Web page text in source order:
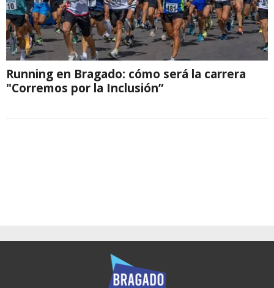
Running en Bragado: cómo será la carrera
"Corremos por la Inclusión”